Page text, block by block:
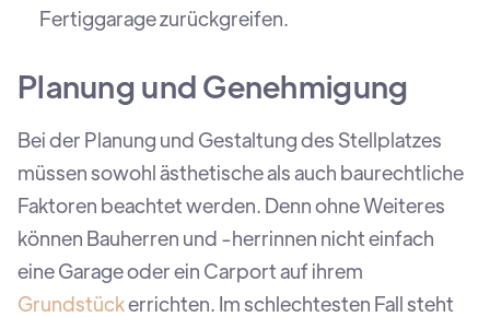
Fertiggarage zurückgreifen.
Planung und Genehmigung
Bei der Planung und Gestaltung des Stellplatzes
müssen sowohl ästhetische als auch baurechtliche
Faktoren beachtet werden. Denn ohne Weiteres
können Bauherren und -herrinnen nicht einfach
eine Garage oder ein Carport auf ihrem
Grundstückerrichten. Im schlechtesten Fall steht